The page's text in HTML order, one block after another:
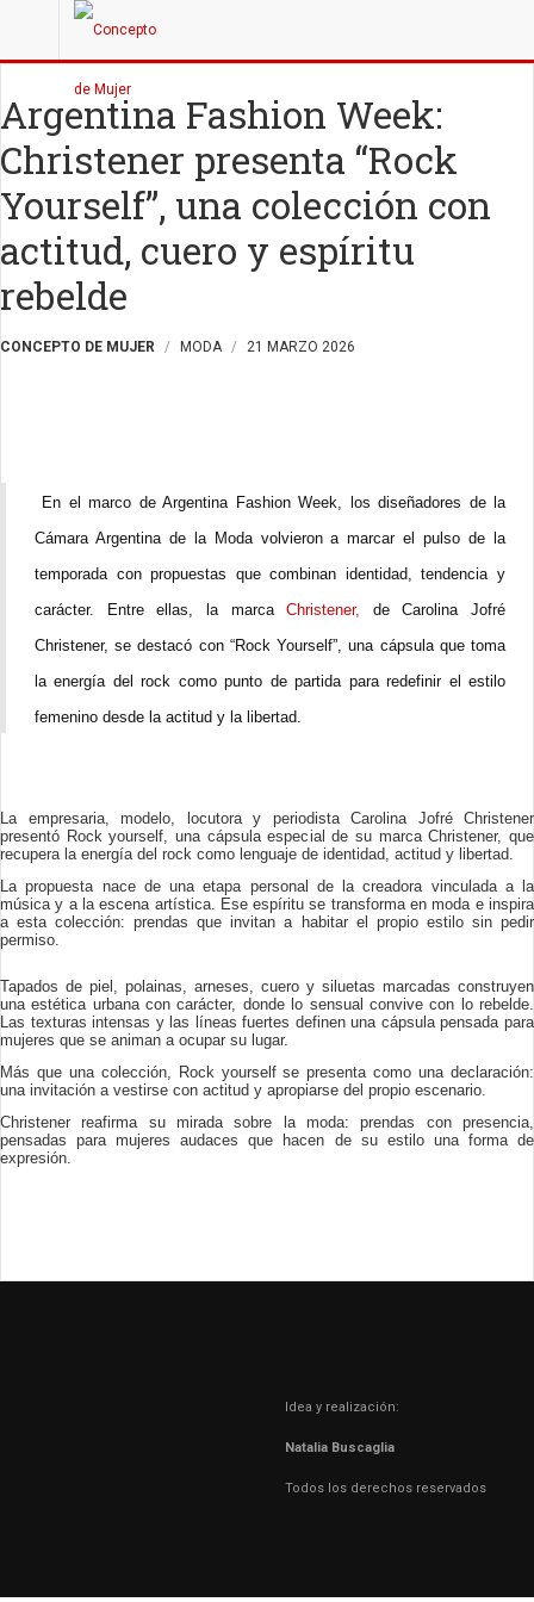
Argentina Fashion Week:
Christener presenta “Rock
Yourself”, una colección con
actitud, cuero y espíritu
rebelde
CONCEPTO DE MUJER MODA 21 MARZO 2026
En el marco de Argentina Fashion Week, los diseñadores de la
Cámara Argentina de la Moda volvieron a marcar el pulso de la
temporada con propuestas que combinan identidad, tendencia y
carácter. Entre ellas, la marcaChristener, de Carolina Jofré
Christener, se destacó con “Rock Yourself”, una cápsula que toma
la energía del rock como punto de partida para redefinir el estilo
femenino desde la actitud y la libertad.
La empresaria, modelo, locutora y periodista Carolina Jofré Christener
presentó Rock yourself, una cápsula especial de su marca Christener, que
recupera la energía del rock como lenguaje de identidad, actitud y libertad.
La propuesta nace de una etapa personal de la creadora vinculada a la
música y a la escena artística. Ese espíritu se transforma en moda e inspira
a esta colección: prendas que invitan a habitar el propio estilo sin pedir
permiso.
Tapados de piel, polainas, arneses, cuero y siluetas marcadas construyen
una estética urbana con carácter, donde lo sensual convive con lo rebelde.
Las texturas intensas y las líneas fuertes definen una cápsula pensada para
mujeres que se animan a ocupar su lugar.
Más que una colección, Rock yourself se presenta como una declaración:
una invitación a vestirse con actitud y apropiarse del propio escenario.
Christener reafirma su mirada sobre la moda: prendas con presencia,
pensadas para mujeres audaces que hacen de su estilo una forma de
expresión.
Idea y realización:
Natalia Buscaglia
Todos los derechos reservados